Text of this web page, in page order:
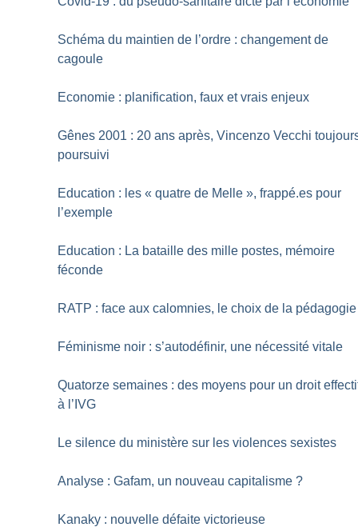
Schéma du maintien de l’ordre : changement de
cagoule
Economie : planification, faux et vrais enjeux
Gênes 2001 : 20 ans après, Vincenzo Vecchi
poursuivi
Education : les « quatre de Melle », frappé.es pour
l’exemple
Education : La bataille des mille postes, mémoire
féconde
RATP : face aux calomnies, le choix de la pédagogie
Féminisme noir : s’autodéfinir, une nécessité vitale
Quatorze semaines : des moyens pour un droit
à l’IVG
Le silence du ministère sur les violences sexistes
Analyse : Gafam, un nouveau capitalisme ?
Kanaky : nouvelle défaite victorieuse